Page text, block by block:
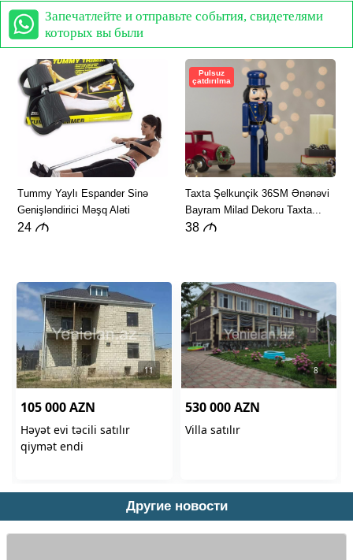
Запечатлейте и отправьте события, свидетелями
которых вы были
Другие новости